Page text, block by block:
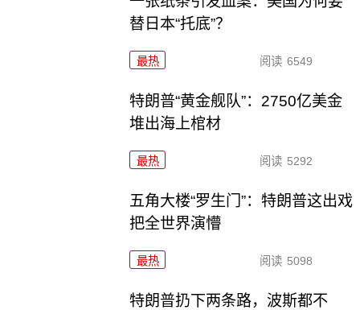
替日本“托底”？
最热 阅读 6549
特朗普“黄金舰队”：2750亿美金
堆出海上棺材
最热 阅读 5292
五角大楼“罗生门”：特朗普这出戏
把全世界演懵
最热 阅读 5098
特朗普扔下两条路，波斯都不